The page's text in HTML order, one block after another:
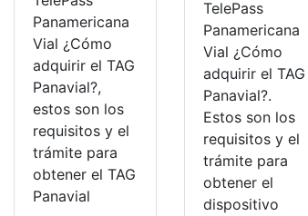
Panamericana
Vial ¿Cómo
adquirir el TAG
Panavial?,
estos son los
requisitos y el
trámite para
obtener el TAG
Panavial
TelePass
Panamericana
Vial ¿Cómo
adquirir el TAG
Panavial?.
Estos son los
requisitos y el
trámite para
obtener el
dispositivo